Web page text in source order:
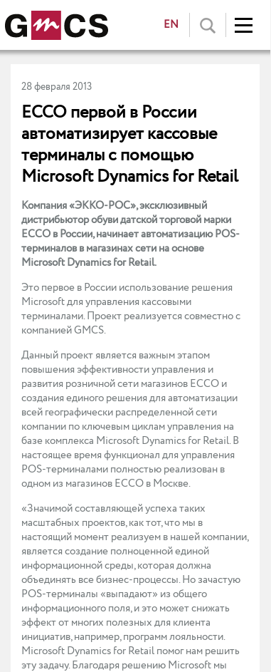
EN
28 февраля 2013
ECCO первой в России
автоматизирует кассовые
терминалы с помощью
Microsoft Dynamics for Retail
Компания «ЭККО-РОС», эксклюзивный
дистрибьютор обуви датской торговой марки
ЕССО в России, начинает автоматизацию POS-
терминалов в магазинах сети на основе
Microsoft Dynamics for Retail.
Это первое в России использование решения
Microsoft для управления кассовыми
терминалами. Проект реализуется совместно с
компанией GMCS.
Данный проект является важным этапом
повышения эффективности управления и
развития розничной сети магазинов ECCO и
создания единого решения для автоматизации
всей географически распределенной сети
компании по ключевым циклам управления на
базе комплекса Microsoft Dynamics for Retail. В
настоящее время функционал для управления
POS-терминалами полностью реализован в
одном из магазинов ECCO в Москве.
«Значимой составляющей успеха таких
масштабных проектов, как тот, что мы в
настоящий момент реализуем в нашей компании,
является создание полноценной единой
информационной среды, которая должна
объединять все бизнес-процессы. Но зачастую
POS-терминалы «выпадают» из общего
информационного поля, и это может снижать
эффект от многих полезных для клиента
инициатив, например, программ лояльности.
Microsoft Dynamics for Retail помог нам решить
эту задачу. Благодаря решению Microsoft мы